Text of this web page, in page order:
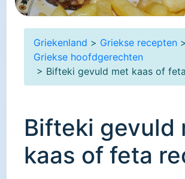
Griekenland > Griekse recepten >
Griekse hoofdgerechten
> Bifteki gevuld met kaas of feta
Bifteki gevuld
kaas of feta